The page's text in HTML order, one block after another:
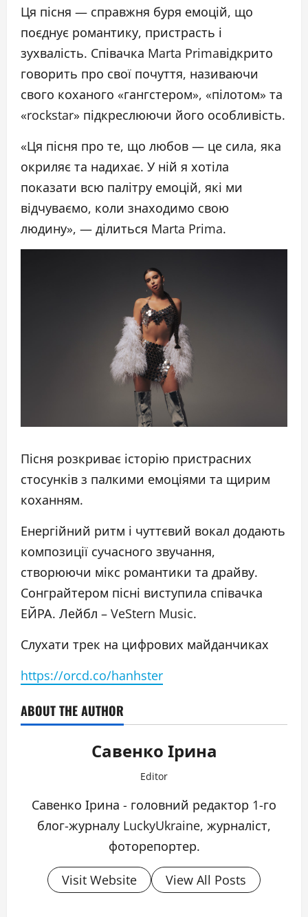
Ця пісня — справжня буря емоцій, що
поєднує романтику, пристрасть і
зухвалість. Співачка Marta Primaвідкрито
говорить про свої почуття, називаючи
свого коханого «гангстером», «пілотом» та
«rockstar» підкреслюючи його особливість.
«Ця пісня про те, що любов — це сила, яка
окриляє та надихає. У ній я хотіла
показати всю палітру емоцій, які ми
відчуваємо, коли знаходимо свою
людину», — ділиться Marta Prima.
Пісня розкриває історію пристрасних
стосунків з палкими емоціями та щирим
коханням.
Енергійний ритм і чуттєвий вокал додають
композиції сучасного звучання,
створюючи мікс романтики та драйву.
Сонграйтером пісні виступила співачка
ЕЙРА. Лейбл – VeStern Music.
Слухати трек на цифрових майданчиках
https://orcd.co/hanhster
ABOUT THE AUTHOR
Савенко Ірина
Editor
Савенко Ірина - головний редактор 1-го
блог-журналу LuckyUkraine, журналіст,
фоторепортер.
Visit Website View All Posts